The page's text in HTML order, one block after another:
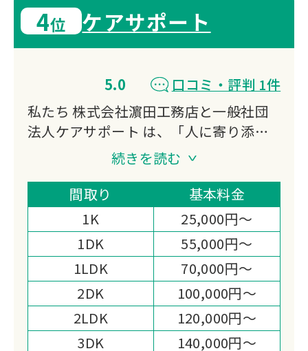
4位 ケアサポート
5.0
口コミ・評判 1件
私たち 株式会社濵田工務店と一般社団
法人ケアサポート は、「人に寄り添
い、暮らしに寄り添う存在でありたい」
という想いを胸に、地域に根差したサー
ビスを大切に育んでまいりました。
終活相談や遺品整理、特殊清掃、リフォ
ーム、日々の暮らしのサポートまで──
ご依頼のひとつひとつには、その方の人
生やご家族の想いが込められています。
だからこそ、私たちは作業を“業務”とし
てではなく、「大切な思い出を守り、未
来へとつなぐお手伝い」として心を込め
続きを読む
間取り
基本料金
1K
25,000円～
1DK
55,000円～
1LDK
70,000円～
2DK
100,000円～
2LDK
120,000円～
3DK
140,000円～